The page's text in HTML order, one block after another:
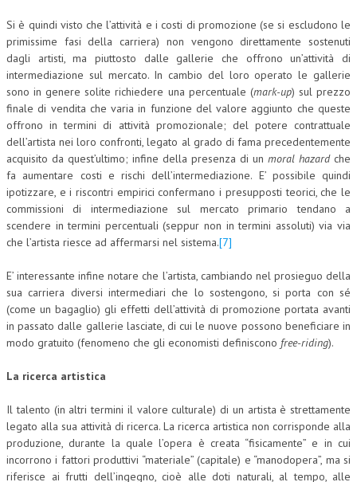
Si è quindi visto che l’attività e i costi di promozione (se si escludono le
primissime fasi della carriera) non vengono direttamente sostenuti
dagli artisti, ma piuttosto dalle gallerie che offrono un’attività di
intermediazione sul mercato. In cambio del loro operato le gallerie
sono in genere solite richiedere una percentuale (mark-up) sul prezzo
finale di vendita che varia in funzione del valore aggiunto che queste
offrono in termini di attività promozionale; del potere contrattuale
dell’artista nei loro confronti, legato al grado di fama precedentemente
acquisito da quest’ultimo; infine della presenza di un moral hazardche
fa aumentare costi e rischi dell’intermediazione. E’ possibile quindi
ipotizzare, e i riscontri empirici confermano i presupposti teorici, che le
commissioni di intermediazione sul mercato primario tendano a
scendere in termini percentuali (seppur non in termini assoluti) via via
che l’artista riesce ad affermarsi nel sistema.[7]
E’ interessante infine notare che l’artista, cambiando nel prosieguo della
sua carriera diversi intermediari che lo sostengono, si porta con sé
(come un bagaglio) gli effetti dell’attività di promozione portata avanti
in passato dalle gallerie lasciate, di cui le nuove possono beneficiare in
modo gratuito (fenomeno che gli economisti definiscono free-riding).
La ricerca artistica
Il talento (in altri termini il valore culturale) di un artista è strettamente
legato alla sua attività di ricerca. La ricerca artistica non corrisponde alla
produzione, durante la quale l’opera è creata “fisicamente” e in cui
incorrono i fattori produttivi “materiale” (capitale) e “manodopera”, ma si
riferisce ai frutti dell’ingegno, cioè alle doti naturali, al tempo, alle